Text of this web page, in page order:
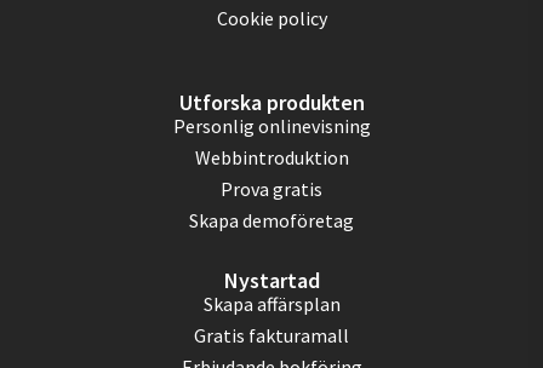
Cookie policy
Utforska produkten
Personlig onlinevisning
Webbintroduktion
Prova gratis
Skapa demoföretag
Nystartad
Skapa affärsplan
Gratis fakturamall